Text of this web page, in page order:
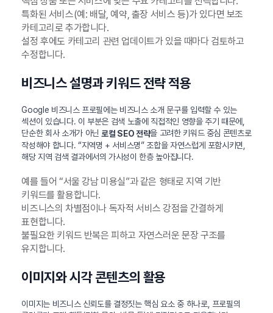
특화된 서비스(예: 배달, 예약, 출장 서비스 등)가 있다면 보조
카테고리로 추가합니다.
설정 후에도 카테고리 관련 업데이트가 있을 때마다 검토하고
수정합니다.
비즈니스 설명과 키워드 전략 적용
Google 비즈니스 프로필에는 비즈니스 소개 문구를 입력할 수 있는
섹션이 있습니다. 이 부분은 검색 노출에 직접적인 영향을 주기 때문에,
단순한 회사 소개가 아닌 로컬 SEO 전략을 고려한 키워드 중심 콘텐츠로
작성해야 합니다. “지역명 + 서비스명” 조합을 자연스럽게 포함시키면,
해당 지역 검색 결과에서의 가시성이 한층 높아집니다.
예를 들어 “서울 강남 미용실”과 같은 형태로 지역 기반
키워드를 활용합니다.
비즈니스의 차별점이나 독자적 서비스 강점을 간결하게
표현합니다.
불필요한 키워드 반복은 피하고 자연스러운 문장 구조를
유지합니다.
이미지와 시각 콘텐츠의 활용
이미지는 비즈니스 신뢰도를 결정짓는 핵심 요소 중 하나로, 프로필의